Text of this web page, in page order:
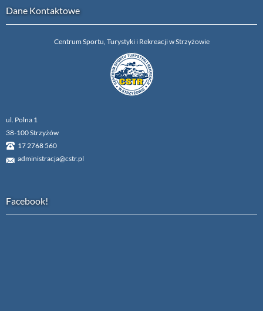
Dane Kontaktowe
Centrum Sportu, Turystyki i Rekreacji w Strzyżowie
ul. Polna 1
38-100 Strzyżów
17 2768 560
administracja@cstr.pl
Facebook!